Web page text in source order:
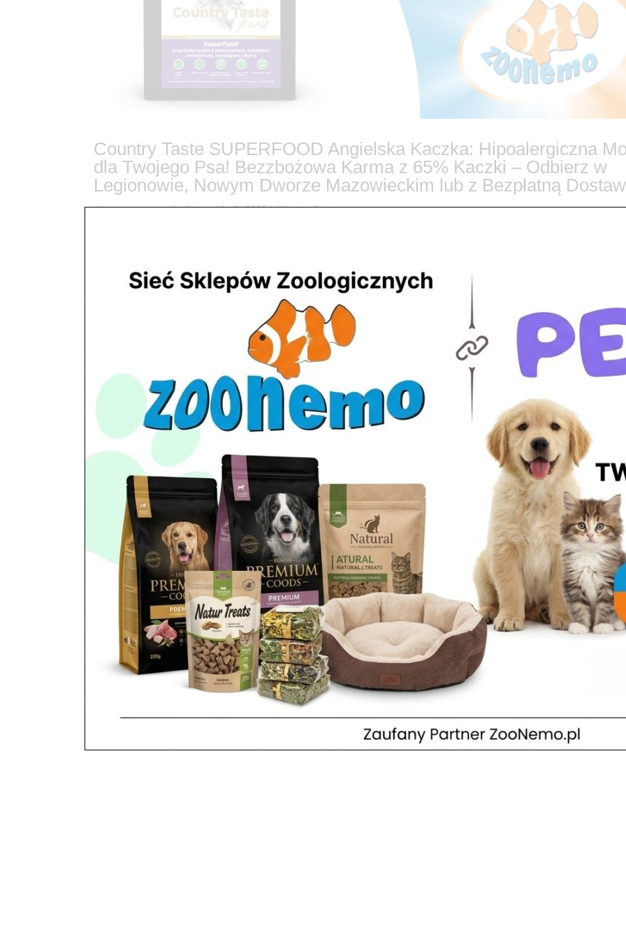
Country Taste SUPERFOOD Angielska Kaczka: Hipoalergiczna
dla Twojego Psa! Bezzbożowa Karma z 65% Kaczki – Odbierz w
Legionowie, Nowym Dworze Mazowieckim lub z Bezpłatną
utworzone przezZooNemo|lis 9, 2025|Country Taste
trawiennymi? Wiemy, jak frustrujące bywa...